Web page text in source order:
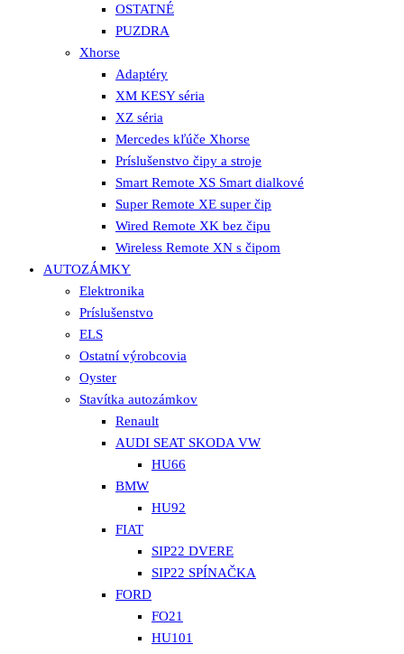
OSTATNÉ
PUZDRA
Xhorse
Adaptéry
XM KESY séria
XZ séria
Mercedes kľúče Xhorse
Príslušenstvo čipy a stroje
Smart Remote XS Smart dialkové
Super Remote XE super čip
Wired Remote XK bez čipu
Wireless Remote XN s čipom
AUTOZÁMKY
Elektronika
Príslušenstvo
ELS
Ostatní výrobcovia
Oyster
Stavítka autozámkov
Renault
AUDI SEAT SKODA VW
HU66
BMW
HU92
FIAT
SIP22 DVERE
SIP22 SPÍNAČKA
FORD
FO21
HU101